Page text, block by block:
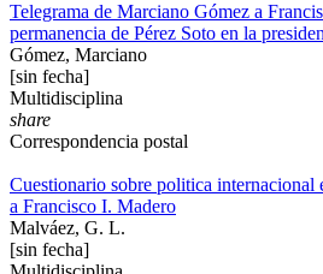
Telegrama de Marciano Gómez a
permanencia de Pérez Soto en la
Gómez, Marciano
[sin fecha]
Multidisciplina
share
Correspondencia postal
Cuestionario sobre politica
a Francisco I. Madero
Malváez, G. L.
[sin fecha]